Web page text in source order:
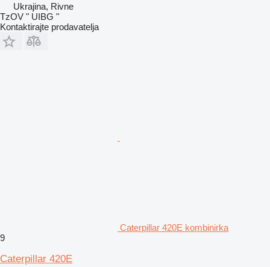
Ukrajina, Rivne
TzOV " UIBG "
Kontaktirajte prodavatelja
Caterpillar 420E kombinirka
9
Caterpillar 420E